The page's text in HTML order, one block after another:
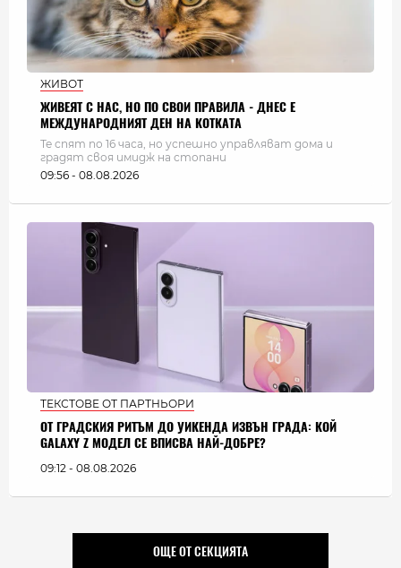
ЖИВОТ
ЖИВЕЯТ С НАС, НО ПО СВОИ ПРАВИЛА - ДНЕС Е
МЕЖДУНАРОДНИЯТ ДЕН НА КОТКАТА
Те спят по 16 часа, но успешно управляват дома и
градят своя имидж на стопани
09:56 - 08.08.2026
ТЕКСТОВЕ ОТ ПАРТНЬОРИ
ОТ ГРАДСКИЯ РИТЪМ ДО УИКЕНДА ИЗВЪН ГРАДА: КОЙ
GALAXY Z МОДЕЛ СЕ ВПИСВА НАЙ-ДОБРЕ?
09:12 - 08.08.2026
ОЩЕ ОТ СЕКЦИЯТА